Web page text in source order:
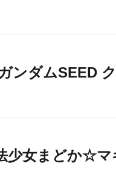
ンダムSEED ク
少女まどか☆マ